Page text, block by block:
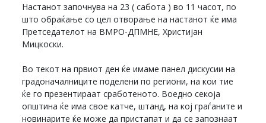
Настанот започнува на 23 ( сабота ) во 11 часот, по
што обраќање со цел отворање на настанот ќе има
Претседателот на ВМРО-ДПМНЕ, Христијан
Мицкоски.
Во текот на првиот ден ќе имаме панел дискусии на
градоначалниците поделени по региони, на кои тие
ќе го презентираат сработеното. Воедно секоја
општина ќе има свое катче, штанд, на кој граѓаните и
новинарите ќе може да пристапат и да се запознаат